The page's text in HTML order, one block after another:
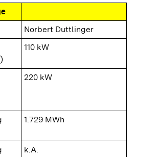
Norbert Duttlinger
110 kW
220 kW
1.729 MWh
k.A.